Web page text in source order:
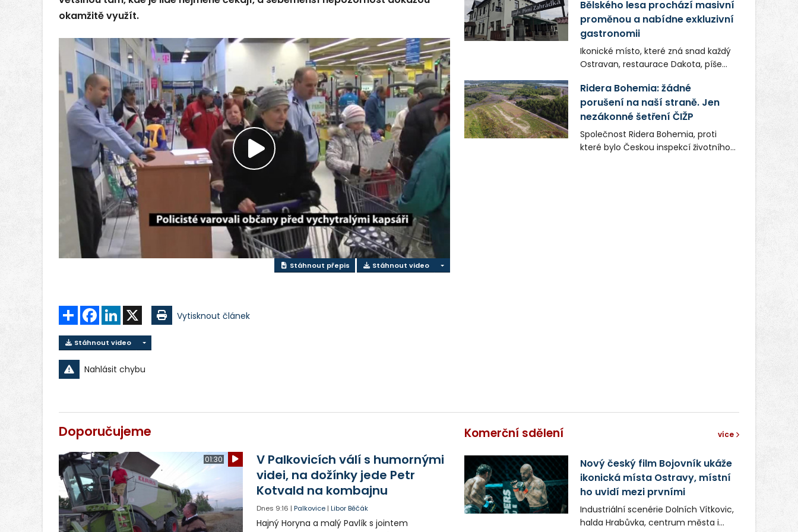
okamžitě využít.
Přehrát
video
Stáhnout přepis Stáhnout video
Sdílet FacebookLinkedIn Vytisknout článek
Stáhnout video
Nahlásit chybu
Bělského lesa prochází masivní
proměnou a nabídne exkluzivní
gastronomii
Ikonické místo, které zná snad každý
Ostravan, restaurace Dakota, píše
společnost Dang Investment Group
s.r.o. investuje do projektu přes 50
milionů korun. Cílem je přinést
Ostravě dva špičkové gastronomické
koncepty, které v regionu dosud
chyběly, luxusní středomořskou
Ridera Bohemia: žádné
porušení na naší straně. Jen
nezákonné šetření ČIŽP
Společnost Ridera Bohemia, proti
které bylo Českou inspekcí životního
Doporučujeme
01:30
V Palkovicích válí s humornými
videi, na dožínky jede Petr
Kotvald na kombajnu
Dnes 9:16 |Palkovice |Libor Běčák
Hajný Horyna a malý Pavlík s jointem
Komerční sdělení více
Nový český film Bojovník ukáže
ikonická místa Ostravy, místní
ho uvidí mezi prvními
Industriální scenérie Dolních Vítkovic,
halda Hrabůvka, centrum města i